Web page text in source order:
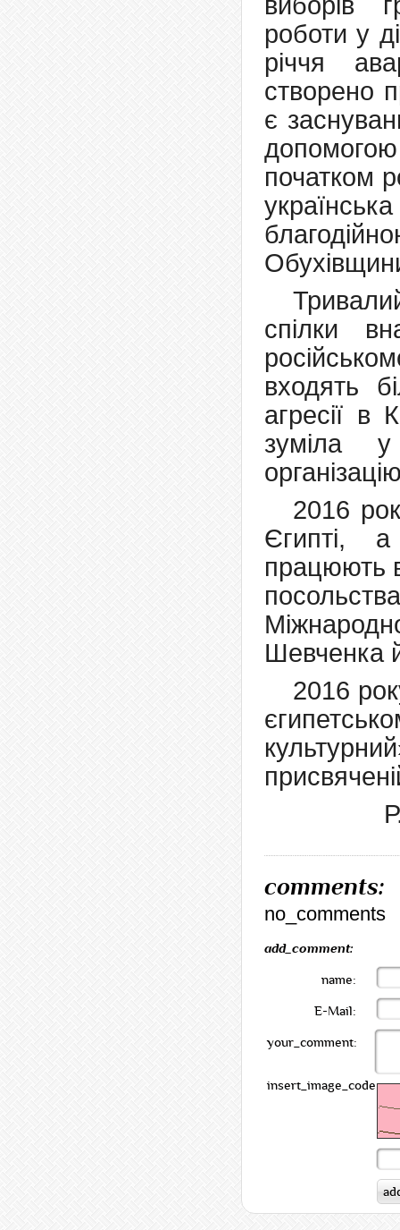
роботи у
річчя
створено
є
початком
спілки
входять
агресії в
зуміла
2016
Єгипті,
працюють
Шевченка
2016
comments:
no_comments
add_comment:
name:
E-Mail:
your_comment:
insert_image_code: